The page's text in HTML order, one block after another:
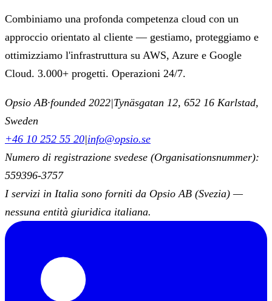
Combiniamo una profonda competenza cloud con un
approccio orientato al cliente — gestiamo, proteggiamo e
ottimizziamo l'infrastruttura su AWS, Azure e Google
Cloud. 3.000+ progetti. Operazioni 24/7.
Opsio AB·founded 2022|Tynäsgatan 12, 652 16 Karlstad,
Sweden
+46 10 252 55 20|info@opsio.se
Numero di registrazione svedese (Organisationsnummer):
559396-3757
I servizi in Italia sono forniti da Opsio AB (Svezia) —
nessuna entità giuridica italiana.